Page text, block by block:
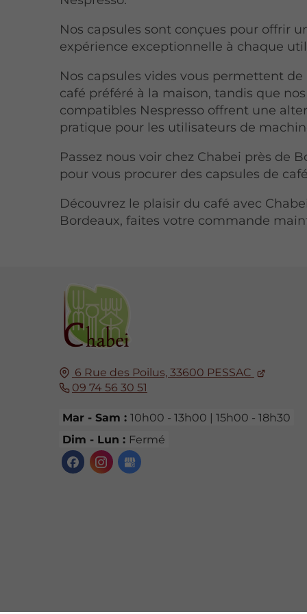
Nos capsules sont conçues pour offrir
expérience exceptionnelle à chaque
Nos capsules vides vous permettent de
café préféré à la maison, tandis que
compatibles Nespresso offrent une
pratique pour les utilisateurs de
Passez nous voir chez Chabei près de
pour vous procurer des capsules de
Découvrez le plaisir du café avec
Bordeaux, faites votre commande
6 Rue des Poilus, 33600 PESSAC
09 74 56 30 51
Mar - Sam : 10h00 - 13h00 | 15h00 - 18h30
Dim - Lun : Fermé